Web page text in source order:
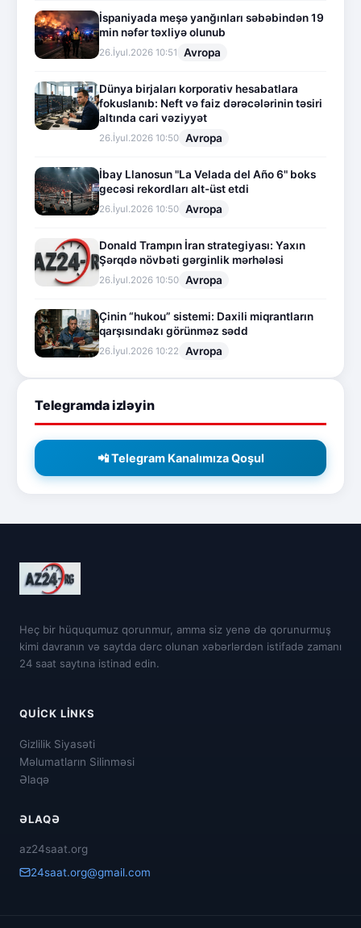
İspaniyada meşə yanğınları səbəbindən 19
min nəfər təxliyə olunub
26.İyul.2026 10:51 Avropa
Dünya birjaları korporativ hesabatlara
fokuslanıb: Neft və faiz dərəcələrinin təsiri
altında cari vəziyyət
26.İyul.2026 10:50 Avropa
İbay Llanosun "La Velada del Año 6" boks
gecəsi rekordları alt-üst etdi
26.İyul.2026 10:50 Avropa
Donald Trampın İran strategiyası: Yaxın
Şərqdə növbəti gərginlik mərhələsi
26.İyul.2026 10:50 Avropa
Çinin “hukou” sistemi: Daxili miqrantların
qarşısındakı görünməz sədd
26.İyul.2026 10:22 Avropa
Telegramda izləyin
📲 Telegram Kanalımıza Qoşul
Heç bir hüququmuz qorunmur, amma siz yenə də qorunurmuş
kimi davranın və saytda dərc olunan xəbərlərdən istifadə zamanı
24 saat saytına istinad edin.
QUICK LINKS
Gizlilik Siyasəti
Məlumatların Silinməsi
Əlaqə
ƏLAQƏ
az24saat.org
24saat.org@gmail.com